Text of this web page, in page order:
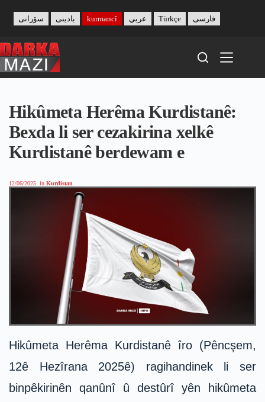
content
بادینی سۆرانی kurmancî عربي Türkçe فارسی
Hikûmeta Herêma Kurdistanê:
Bexda li ser cezakirina xelkê
Kurdistanê berdewam e
12/06/2025 in Kurdistan
Hikûmeta Herêma Kurdistanê îro (Pêncşem,
12ê Hezîrana 2025ê) ragihandinek li ser
binpêkirinên qanûnî û destûrî yên hikûmeta